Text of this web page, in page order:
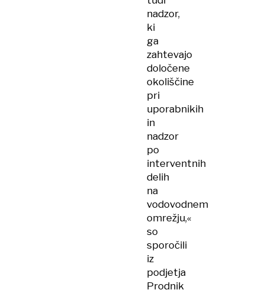
nadzor,
ki
ga
zahtevajo
določene
okoliščine
pri
uporabnikih
in
nadzor
po
interventnih
delih
na
vodovodnem
omrežju,«
so
sporočili
iz
podjetja
Prodnik